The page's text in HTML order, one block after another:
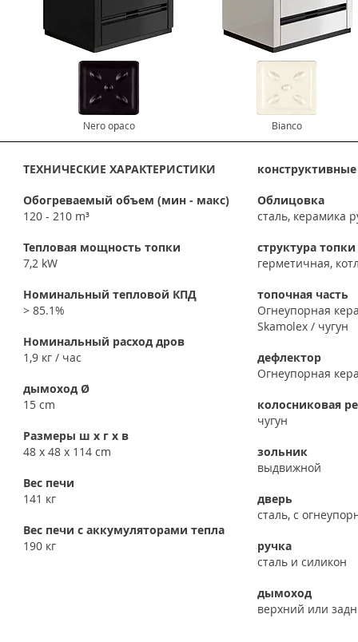
Nero opaco Bianco
ТЕХНИЧЕСКИЕ ХАРАКТЕРИСТИКИ
Обогреваемый объем (мин - макс)
120 - 210 m³
Тепловая мощность топки
7,2 kW
Номинальный тепловой КПД
> 85.1%
Номинальный расход дров
1,9 кг / час
дымоход Ø
15 cm
Размеры ш x г x в
48 x 48 x 114 cm
Вес печи
141 кг
Вес печи с аккумуляторами тепла
190 кг
Облицовка
сталь, керамика
структура топки
герметичная,
топочная часть
Огнеупорная
Skamolex / чугун
дефлектор
Огнеупорная
колосниковая
чугун
зольник
выдвижной
дверь
сталь, с
ручка
сталь и силикон
дымоход
верхний или